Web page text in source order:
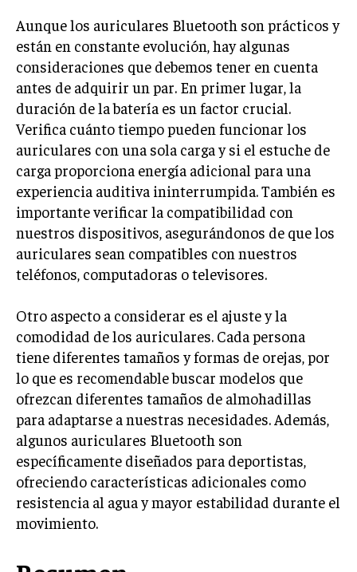
Aunque los auriculares Bluetooth son prácticos y
están en constante evolución, hay algunas
consideraciones que debemos tener en cuenta
antes de adquirir un par. En primer lugar, la
duración de la batería es un factor crucial.
Verifica cuánto tiempo pueden funcionar los
auriculares con una sola carga y si el estuche de
carga proporciona energía adicional para una
experiencia auditiva ininterrumpida. También es
importante verificar la compatibilidad con
nuestros dispositivos, asegurándonos de que los
auriculares sean compatibles con nuestros
teléfonos, computadoras o televisores.
Otro aspecto a considerar es el ajuste y la
comodidad de los auriculares. Cada persona
tiene diferentes tamaños y formas de orejas, por
lo que es recomendable buscar modelos que
ofrezcan diferentes tamaños de almohadillas
para adaptarse a nuestras necesidades. Además,
algunos auriculares Bluetooth son
específicamente diseñados para deportistas,
ofreciendo características adicionales como
resistencia al agua y mayor estabilidad durante el
movimiento.